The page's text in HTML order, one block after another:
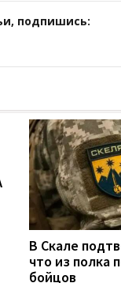
подпишись:
В Скале
что из полка
бойцов